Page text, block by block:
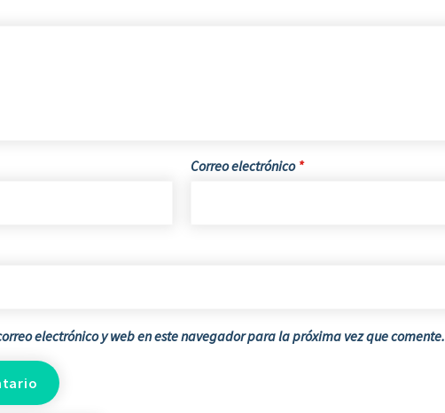
Correo electrónico *
electrónico y web en este navegador para la próxima vez que comente.